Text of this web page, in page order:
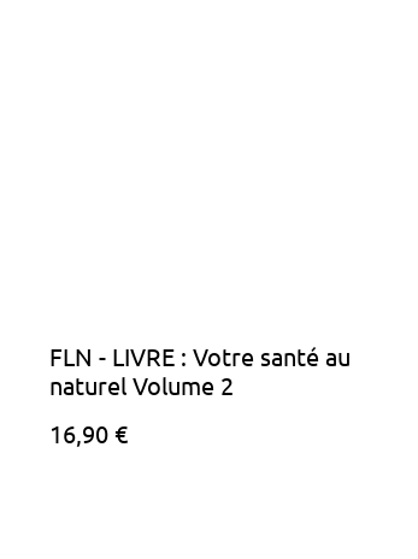
FLN - LIVRE : Votre santé au
naturel Volume 2
16,90 €